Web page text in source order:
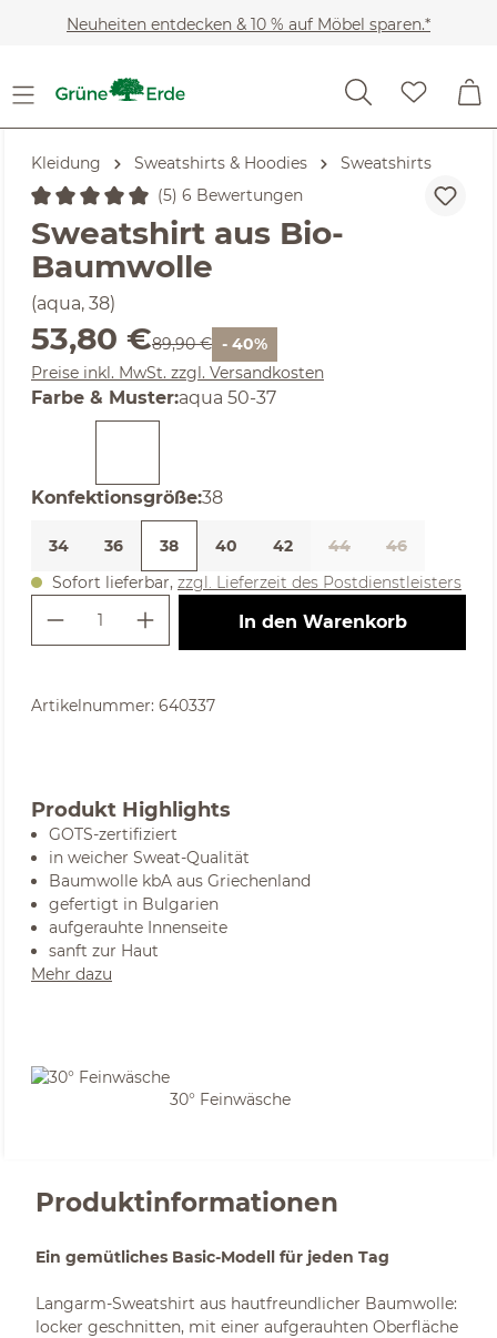
Zum Hauptinhalt springen
Neuheiten entdecken & 10 % auf Möbel sparen.*
Kleidung Sweatshirts & Hoodies Sweatshirts
Durchschnittliche Bewertung von 5 von 5 Sternen
(5) 6 Bewertungen
Sweatshirt aus Bio-
Baumwolle
(aqua, 38)
Verkaufspreis:
53,80 €Regulärer Preis:
89,90 € - 40%
Preise inkl. MwSt. zzgl. Versandkosten
Farbe & Musterauswählen
:aqua 50-37
Konfektionsgrößeauswählen
:38
34 36 38 40 42 44
46
Sofort lieferbar, zzgl. Lieferzeit des Postdienstleisters
Produkt Anzahl: Gib den
In den Warenkorb
Artikelnummer: 640337
Produkt Highlights
GOTS-zertifiziert
in weicher Sweat-Qualität
Baumwolle kbA aus Griechenland
gefertigt in Bulgarien
aufgerauhte Innenseite
sanft zur Haut
Mehr dazu
30° Feinwäsche
Produktinformationen
Ein gemütliches Basic-Modell für jeden Tag
Langarm-Sweatshirt aus hautfreundlicher Baumwolle:
locker geschnitten, mit einer aufgerauhten Oberfläche